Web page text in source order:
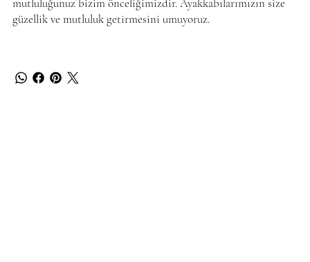
güzellik ve mutluluk getirmesini umuyoruz.